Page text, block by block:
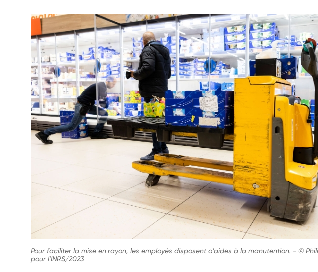
Pour faciliter la mise en rayon, les employés disposent d’aides à la manutention. - ©
pour l'INRS/2023